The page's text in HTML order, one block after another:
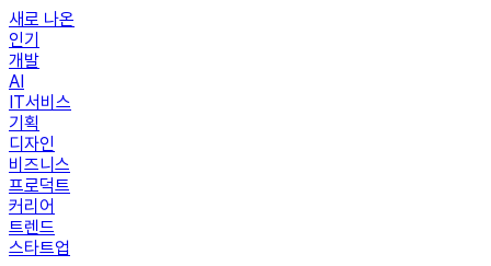
새로 나온
인기
개발
AI
IT서비스
기획
디자인
비즈니스
프로덕트
커리어
트렌드
스타트업